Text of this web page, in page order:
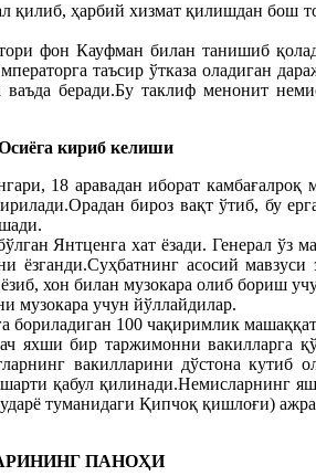
қилиб, ҳарбий хизмат қилишдан бош
фон Кауфман билан танишиб
таъсир ўтказа оладиган
беради.Бу таклиф менонит
кириб келиши
18 аравадан иборат
бироз вақт ўтиб, бу
Янтценга хат ёзади. Генерал ўз
асосий
хон билан музокара олиб бориш
музокара учун йўллайдилар.
100 чақиримлик
яхши бир таржимонни вакилларга
вакилларини дўстона кутиб
қабул қилинади.Немисларнинг
туманидаги Қипчоқ қишлоғи)
ПАНОҲИ